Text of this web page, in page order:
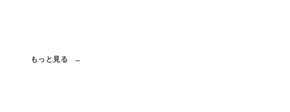
もっと見る